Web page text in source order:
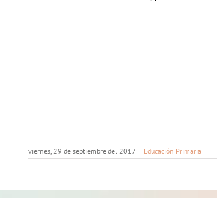
viernes, 29 de septiembre del 2017 | Educación Primaria